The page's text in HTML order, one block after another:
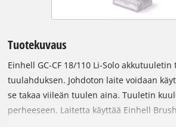
Tuotekuvaus
Einhell GC-CF 18/110 Li-Solo akkutuuletin
tuulahduksen. Johdoton laite voidaan
se takaa viileän tuulen aina. Tuuletin
perheeseen. Laitetta käyttää Einhell